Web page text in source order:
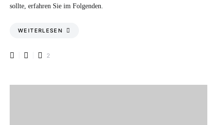
sollte, erfahren Sie im Folgenden.
WEITERLESEN
2